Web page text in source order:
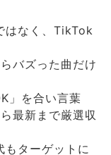
はなく、TikTok
バズった曲だけ
」を合い言葉
最新まで厳選収
ターゲットに